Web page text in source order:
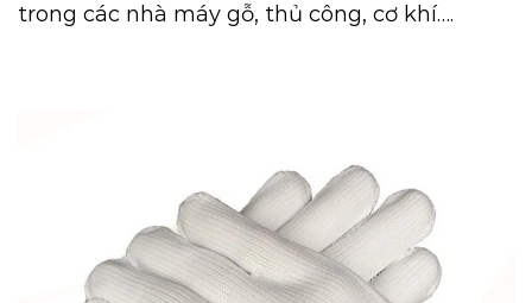
trong các nhà máy gỗ, thủ công, cơ khí….